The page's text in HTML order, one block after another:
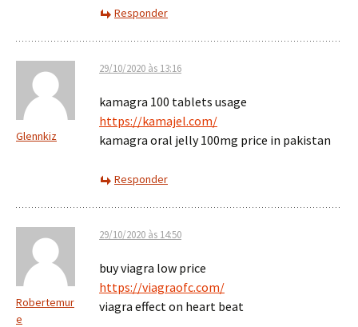
Responder
Glennkiz
29/10/2020 às 13:16
kamagra 100 tablets usage
https://kamajel.com/
kamagra oral jelly 100mg price in pakistan
Responder
Robertemur
e
29/10/2020 às 14:50
buy viagra low price
https://viagraofc.com/
viagra effect on heart beat